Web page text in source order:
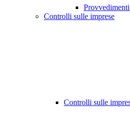
Controlli sulle imprese
Controlli sulle